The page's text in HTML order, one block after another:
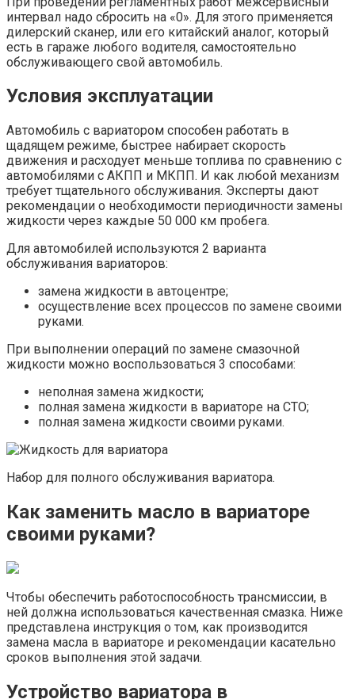
интервал надо сбросить на «0». Для этого применяется
дилерский сканер, или его китайский аналог, который
есть в гараже любого водителя, самостоятельно
обслуживающего свой автомобиль.
Условия эксплуатации
Автомобиль c вариатором способен работать в
щадящем режиме, быстрее набирает скорость
движения и расходует меньше топлива по сравнению с
автомобилями с АКПП и МКПП. И как любой механизм
требует тщательного обслуживания. Эксперты дают
рекомендации о необходимости периодичности замены
жидкости через каждые 50 000 км пробега.
Для автомобилей используются 2 варианта
обслуживания вариаторов:
замена жидкости в автоцентре;
осуществление всех процессов по замене своими
руками.
При выполнении операций по замене смазочной
жидкости можно воспользоваться 3 способами:
неполная замена жидкости;
полная замена жидкости в вариаторе на СТО;
полная замена жидкости своими руками.
Набор для полного обслуживания вариатора.
Как заменить масло в вариаторе
своими руками?
Чтобы обеспечить работоспособность трансмиссии, в
ней должна использоваться качественная смазка. Ниже
представлена инструкция о том, как производится
замена масла в вариаторе и рекомендации касательно
сроков выполнения этой задачи.
Устройство вариатора в